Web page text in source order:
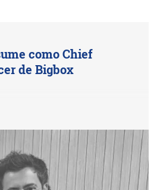
como Chief
de Bigbox